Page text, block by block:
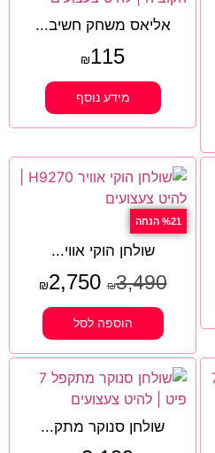
אליאס משחק חשיב...
₪115
מידע נוסף
%21 הנחה
שולחן הוקי אווי...
₪3,490
₪2,750
הוספה לסל
שולחן סנוקר מתק...